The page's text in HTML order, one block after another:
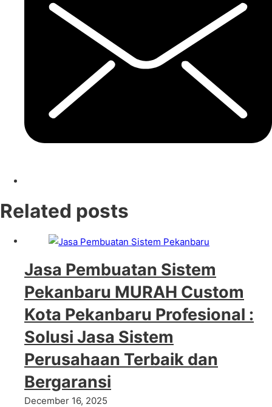
Related posts
Jasa Pembuatan Sistem
Pekanbaru MURAH Custom
Kota Pekanbaru Profesional :
Solusi Jasa Sistem
Perusahaan Terbaik dan
Bergaransi
December 16, 2025